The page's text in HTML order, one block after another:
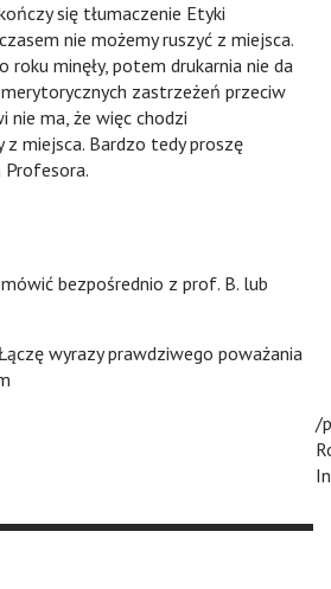
się tłumaczenie Etyki
nie możemy ruszyć z miejsca.
roku minęły, potem drukarnia nie da
merytorycznych zastrzeżeń przeciw
nie ma, że więc chodzi
miejsca. Bardzo tedy proszę
Profesora.
bezpośrednio z prof. B. lub
wyrazy prawdziwego poważania
/